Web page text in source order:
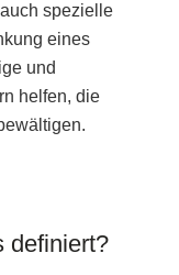
spezielle
eines
und
helfen, die
definiert?